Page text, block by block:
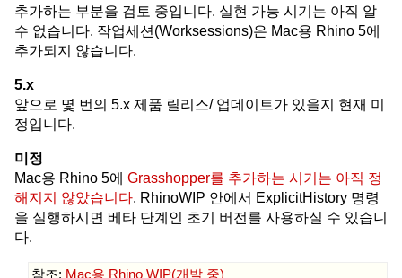
추가하는 부분을 검토 중입니다. 실현 가능 시기는 아직 알
수 없습니다. 작업세션(Worksessions)은 Mac용 Rhino 5에
추가되지 않습니다.
5.x
앞으로 몇 번의 5.x 제품 릴리스/ 업데이트가 있을지 현재 미
정입니다.
미정
Mac용 Rhino 5에 Grasshopper를 추가하는 시기는 아직 정
해지지 않았습니다. RhinoWIP 안에서 ExplicitHistory 명령
을 실행하시면 베타 단계인 초기 버전를 사용하실 수 있습니
다.
참조: Mac용 Rhino WIP(개발 중)